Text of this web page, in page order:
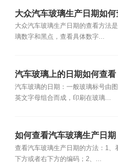
大众汽车玻璃生产日期如何
大众汽车玻璃生产日期的查看方法
璃数字和黑点，查看具体数字...
汽车玻璃上的日期如何查看
汽车玻璃的日期：一般玻璃标号由
英文字母组合而成，印刷在玻璃...
如何查看汽车玻璃生产日期
查看汽车玻璃生产日期的方法：1、
下方或者右下方的编码；2、...